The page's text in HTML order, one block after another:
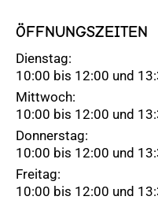
ÖFFNUNGSZEITEN
Dienstag:
10:00 bis 12:00 und
Mittwoch:
10:00 bis 12:00 und
Donnerstag:
10:00 bis 12:00 und
Freitag:
10:00 bis 12:00 und